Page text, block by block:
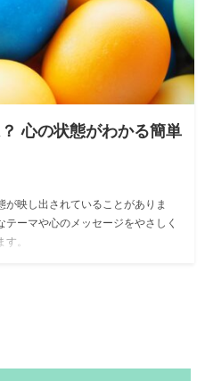
心の状態がわかる簡単
映し出されていることがありま
ーマや心のメッセージをやさしく
。